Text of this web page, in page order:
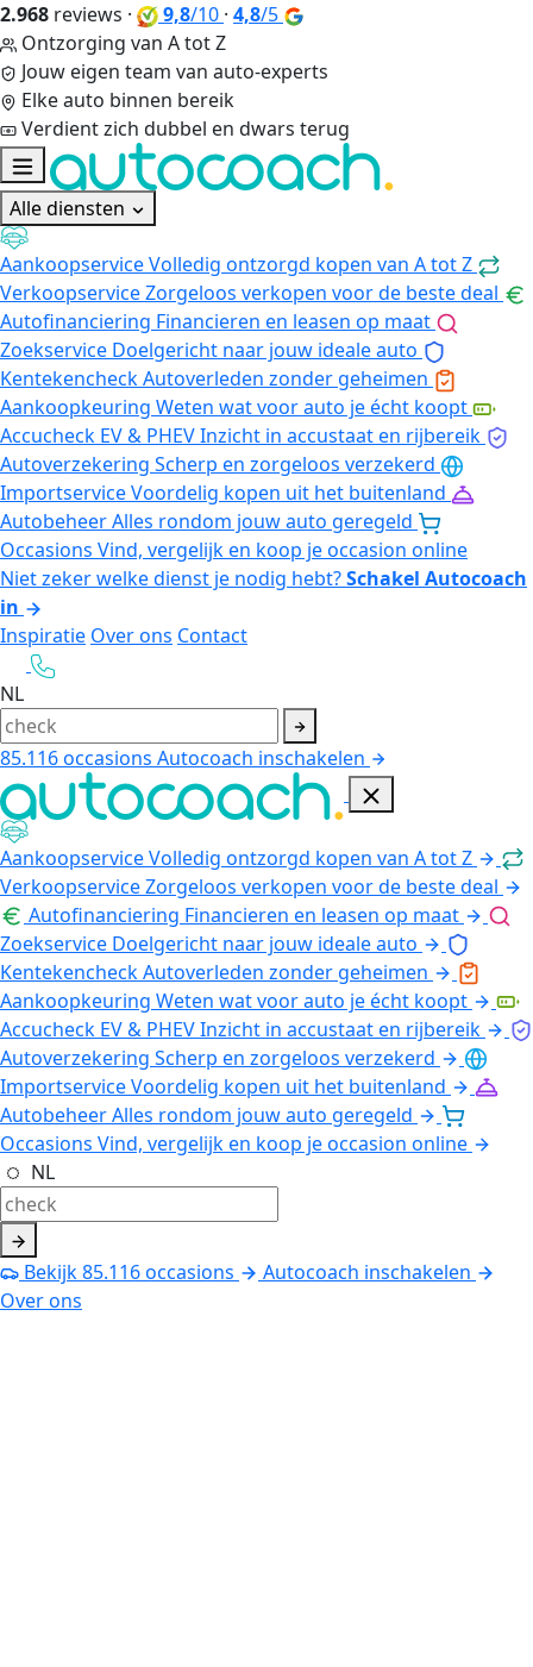
2.968 reviews · 9,8/10 · 4,8/5
Ontzorging van A tot Z
Jouw eigen team van auto-experts
Elke auto binnen bereik
Verdient zich dubbel en dwars terug
Alle diensten
AankoopserviceVolledig ontzorgd kopen van A tot Z
VerkoopserviceZorgeloos verkopen voor de beste deal
Autofinanciering Financieren en leasen op maat
Zoekservice Doelgericht naar jouw ideale auto
KentekencheckAutoverleden zonder geheimen
Aankoopkeuring Weten wat voor auto je écht koopt
Accucheck EV & PHEVInzicht in accustaat en rijbereik
Autoverzekering Scherp en zorgeloos verzekerd
ImportserviceVoordelig kopen uit het buitenland
AutobeheerAlles rondom jouw auto geregeld
Occasions Vind, vergelijk en koop je occasion online
Niet zeker welke dienst je nodig hebt?Schakel Autocoach
in
Inspiratie Over ons Contact
NL
85.116occasions Autocoach inschakelen
AankoopserviceVolledig ontzorgd kopen van A tot Z
VerkoopserviceZorgeloos verkopen voor de beste deal
Autofinanciering Financieren en leasen op maat
Zoekservice Doelgericht naar jouw ideale auto
KentekencheckAutoverleden zonder geheimen
Aankoopkeuring Weten wat voor auto je écht koopt
Accucheck EV & PHEVInzicht in accustaat en rijbereik
Autoverzekering Scherp en zorgeloos verzekerd
ImportserviceVoordelig kopen uit het buitenland
AutobeheerAlles rondom jouw auto geregeld
Occasions Vind, vergelijk en koop je occasion online
NL
Bekijk85.116occasions
Autocoach inschakelen
Over ons